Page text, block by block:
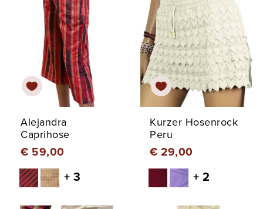
Alejandra
Caprihose
€ 59,00
+ 3
Kurzer Hosenrock
Peru
€ 29,00
+ 2